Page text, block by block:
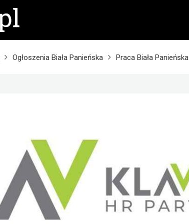
Ogłoszenia Biała Panieńska Praca Biała Panieńska